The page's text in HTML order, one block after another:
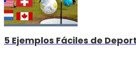
5 Ejemplos Fáciles de